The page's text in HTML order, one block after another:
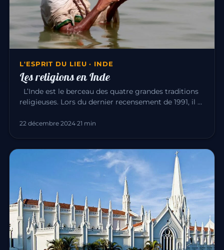
L'ESPRIT DU LIEU · INDE
Les religions en Inde
L’Inde est le berceau des quatre grandes traditions
religieuses. Lors du dernier recensement de 1991, il y
22 décembre 2024·21 min